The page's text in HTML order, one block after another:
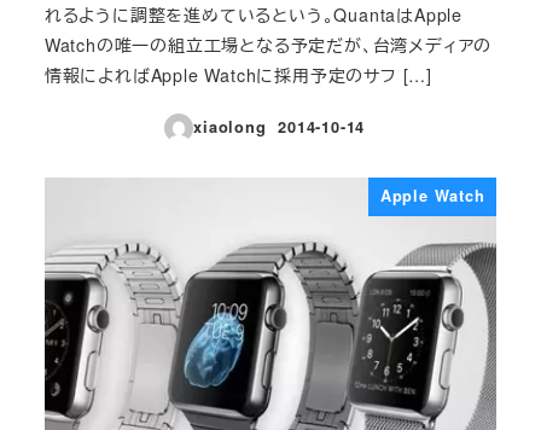
れるように調整を進めているという。QuantaはApple
Watchの唯一の組立工場となる予定だが、台湾メディアの
情報によればApple Watchに採用予定のサフ […]
xiaolong
投稿日
2014-10-14
Apple Watch